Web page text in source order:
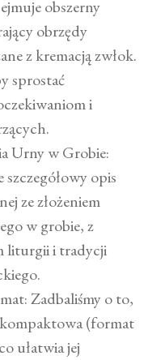
obszerny
obrzędy
z kremacją zwłok.
sprostać
i
Urny w Grobie:
szczegółowy opis
ze złożeniem
w grobie, z
liturgii i tradycji
Zadbaliśmy o to,
kompaktowa (format
ułatwia jej